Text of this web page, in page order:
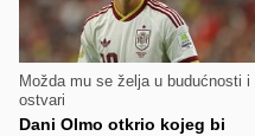
Možda mu se želja u budućnosti i
ostvari
Dani Olmo otkrio kojeg bi